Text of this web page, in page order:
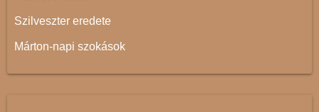
Szilveszter eredete
Márton-napi szokások